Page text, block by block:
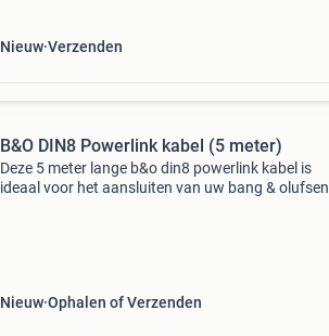
Nieuw Verzenden
B&O DIN8 Powerlink kabel (5 meter)
Deze 5 meter lange b&o din8 powerlink kabel is
ideaal voor het aansluiten van uw bang & olufsen
Nieuw Ophalen of Verzenden